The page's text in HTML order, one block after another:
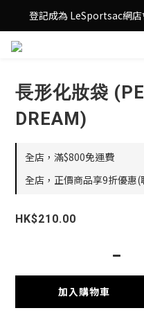
登記成為 LeSportsac網店
登記成為 LeSportsac網店
滿 $800尊享港澳免
長形化妝袋
DREAM)
全店，滿$800免運費
全店，正價商品享9折優惠(
HK$210.00
加入購物車